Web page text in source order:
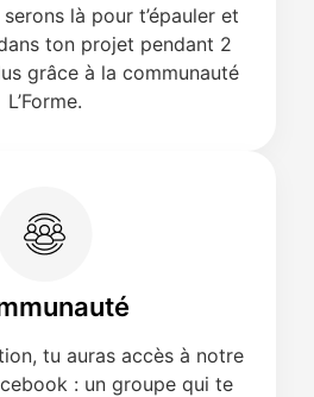
là pour t’épauler et
ton projet pendant 2
grâce à la communauté
L’Forme.
tu auras accès à notre
: un groupe qui te